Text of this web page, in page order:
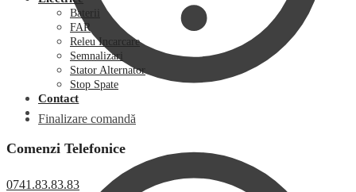
Finalizare comandă
Baterii
FAR
Releu Incarcare
Semnalizari
Stator Alternator
Stop Spate
Contact
Comenzi Telefonice
0741.83.83.83